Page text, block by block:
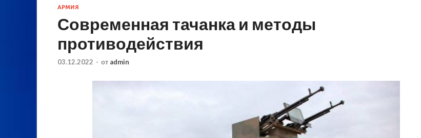
АРМИЯ
Современная тачанка и методы
противодействия
03.12.2022 - от admin